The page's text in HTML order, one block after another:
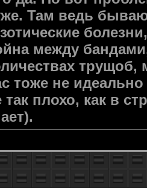
Там ведь
между
трущоб,
тоже не
так плохо, как в